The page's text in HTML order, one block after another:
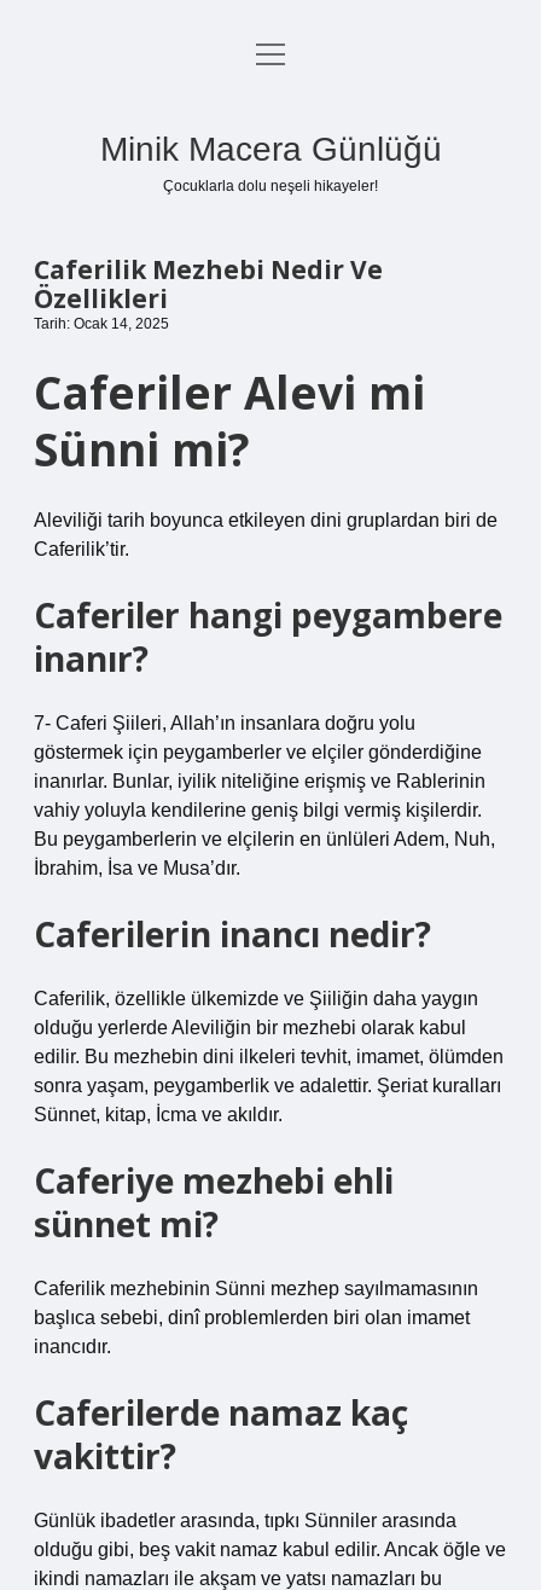
Anasayfa
menüyü
Minik Macera Günlüğü
Çocuklarla dolu neşeli hikayeler!
Caferilik Mezhebi Nedir Ve
Özellikleri
Tarih: Ocak 14, 2025
Caferiler Alevi mi
Sünni mi?
Aleviliği tarih boyunca etkileyen dini gruplardan biri de
Caferilik’tir.
Caferiler hangi peygambere
inanır?
7- Caferi Şiileri, Allah’ın insanlara doğru yolu
göstermek için peygamberler ve elçiler gönderdiğine
inanırlar. Bunlar, iyilik niteliğine erişmiş ve Rablerinin
vahiy yoluyla kendilerine geniş bilgi vermiş kişilerdir.
Bu peygamberlerin ve elçilerin en ünlüleri Adem, Nuh,
İbrahim, İsa ve Musa’dır.
Caferilerin inancı nedir?
Caferilik, özellikle ülkemizde ve Şiiliğin daha yaygın
olduğu yerlerde Aleviliğin bir mezhebi olarak kabul
edilir. Bu mezhebin dini ilkeleri tevhit, imamet, ölümden
sonra yaşam, peygamberlik ve adalettir. Şeriat kuralları
Sünnet, kitap, İcma ve akıldır.
Caferiye mezhebi ehli
sünnet mi?
Caferilik mezhebinin Sünni mezhep sayılmamasının
başlıca sebebi, dinî problemlerden biri olan imamet
inancıdır.
Caferilerde namaz kaç
vakittir?
Günlük ibadetler arasında, tıpkı Sünniler arasında
olduğu gibi, beş vakit namaz kabul edilir. Ancak öğle ve
ikindi namazları ile akşam ve yatsı namazları bu